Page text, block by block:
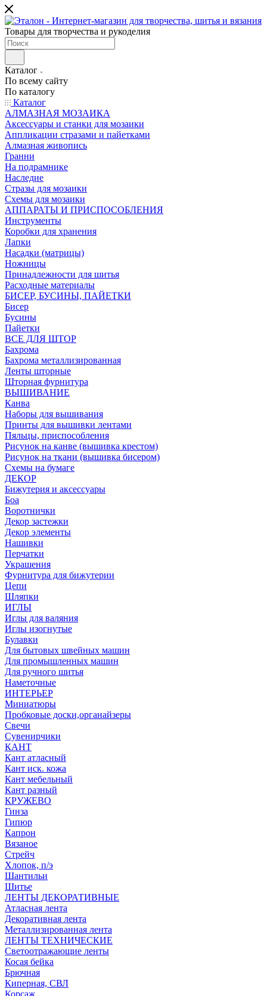
Товары для творчества и рукоделия
Каталог
По всему сайту
По каталогу
Каталог
АЛМАЗНАЯ МОЗАИКА
Аксессуары и станки для мозаики
Аппликации стразами и пайетками
Алмазная живопись
Гранни
На подрамнике
Наследие
Стразы для мозаики
Схемы для мозаики
АППАРАТЫ И ПРИСПОСОБЛЕНИЯ
Инструменты
Коробки для хранения
Лапки
Насадки (матрицы)
Ножницы
Принадлежности для шитья
Расходные материалы
БИСЕР, БУСИНЫ, ПАЙЕТКИ
Бисер
Бусины
Пайетки
ВСЕ ДЛЯ ШТОР
Бахрома
Бахрома металлизированная
Ленты шторные
Шторная фурнитура
ВЫШИВАНИЕ
Канва
Наборы для вышивания
Принты для вышивки лентами
Пяльцы, приспособления
Рисунок на канве (вышивка крестом)
Рисунок на ткани (вышивка бисером)
Схемы на бумаге
ДЕКОР
Бижутерия и аксессуары
Боа
Воротнички
Декор застежки
Декор элементы
Нашивки
Перчатки
Украшения
Фурнитура для бижутерии
Цепи
Шляпки
ИГЛЫ
Иглы для валяния
Иглы изогнутые
Булавки
Для бытовых швейных машин
Для промышленных машин
Для ручного шитья
Наметочные
ИНТЕРЬЕР
Миниатюры
Пробковые доски,органайзеры
Свечи
Сувенирчики
КАНТ
Кант атласный
Кант иск. кожа
Кант мебельный
Кант разный
КРУЖЕВО
Гинза
Гипюр
Капрон
Вязаное
Стрейч
Хлопок, п/э
Шантильи
Шитье
ЛЕНТЫ ДЕКОРАТИВНЫЕ
Атласная лента
Декоративная лента
Металлизированная лента
ЛЕНТЫ ТЕХНИЧЕСКИЕ
Светоотражающие ленты
Косая бейка
Брючная
Киперная, СВЛ
Корсаж